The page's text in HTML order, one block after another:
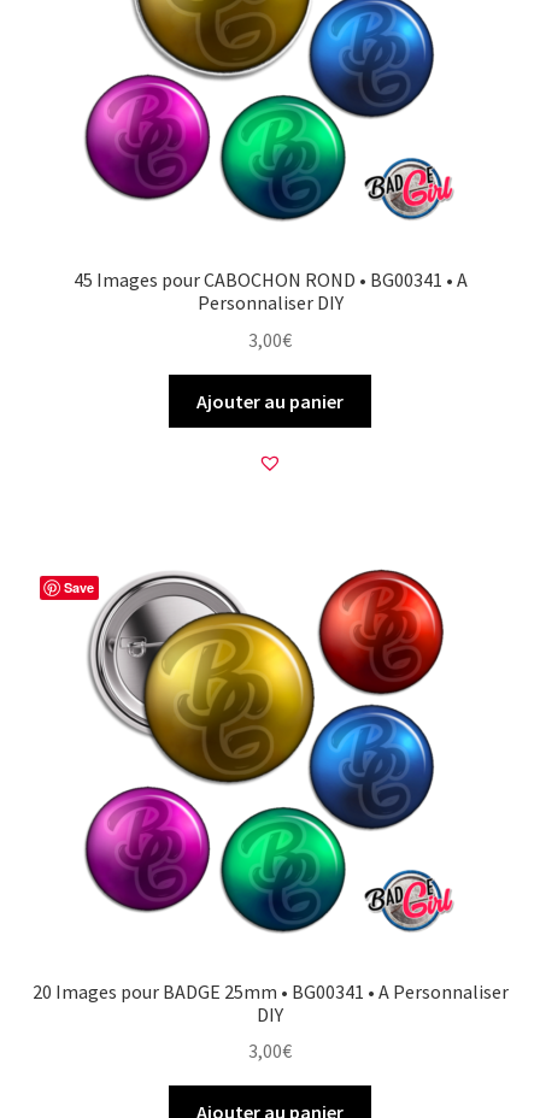
45 Images pour CABOCHON ROND • BG00341 • A
Personnaliser DIY
3,00€
Ajouter au panier
Save
20 Images pour BADGE 25mm • BG00341 • A Personnaliser
DIY
3,00€
Ajouter au panier